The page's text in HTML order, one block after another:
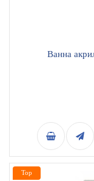
Ванна
Top